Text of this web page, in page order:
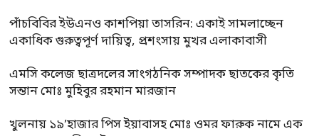
পাঁচবিবির ইউএনও কাশপিয়া তাসরিন: একাই সামলাচ্ছেন
একাধিক গুরুত্বপূর্ণ দায়িত্ব, প্রশংসায় মুখর এলাকাবাসী
এমসি কলেজ ছাত্রদলের সাংগঠনিক সম্পাদক ছাতকের কৃতি
সন্তান মোঃ মুহিবুর রহমান মারজান
খুলনায় ১৯’হাজার পিস ইয়াবাসহ মোঃ ওমর ফারুক নামে এক